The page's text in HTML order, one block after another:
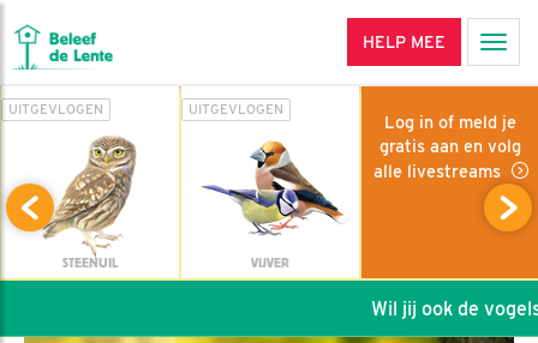
HELP MEE
UITGEVLOGEN
STEENUIL
UITGEVLOGEN
VIJVER
Log in of meld je
gratis aan en volg
alle livestreams
Wil jij ook de